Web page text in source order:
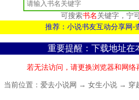
可搜索书名关键字，宁
推荐：小说书友互动分享网-
重要提醒：下载地址在
若无法访问，请更换浏览器和网络
当前位置： 爱去小说网 → 女生小说 → 穿